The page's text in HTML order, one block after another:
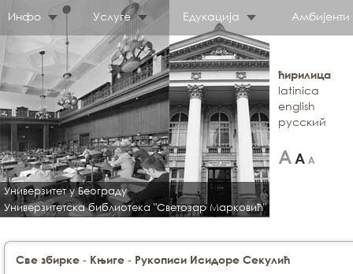
Инфо Услуге Едукација Амбијенти
Универзитет у Београду
Универзитетска библиотека "Светозар Марковић"
ћирилица
latinica
english
русский
Све збирке - Књиге - Рукописи Исидоре Секулић